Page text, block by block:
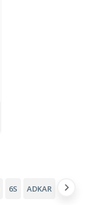
6S ADKAR AIDA